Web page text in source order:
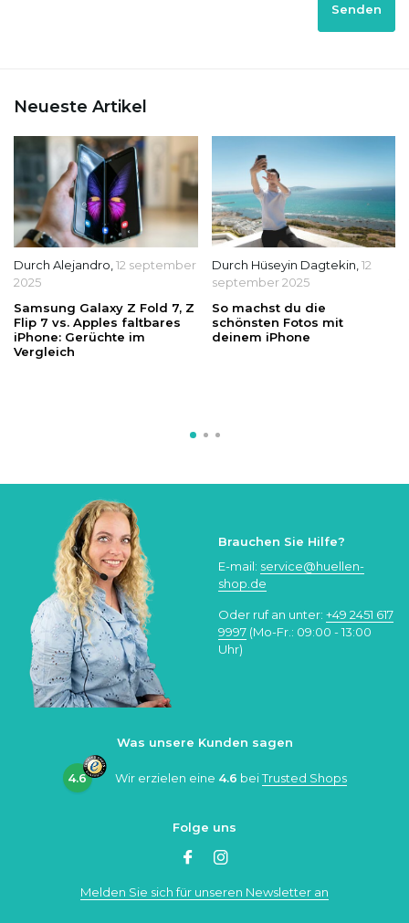
Senden
Neueste Artikel
Durch Alejandro 12 september
2025
Samsung Galaxy Z Fold 7, Z
Flip 7 vs. Apples faltbares
iPhone: Gerüchte im
Vergleich
Durch Hüseyin Dagtekin 12
september 2025
So machst du die
schönsten Fotos mit
deinem iPhone
Brauchen Sie Hilfe?
E-mail: service@huellen-
shop.de
Oder ruf an unter: +49 2451 617
9997 (Mo-Fr.: 09:00 - 13:00
Uhr)
Was unsere Kunden sagen
4.6 Wir erzielen eine 4.6 beiTrusted Shops
Folge uns
Melden Sie sich für unseren Newsletter an